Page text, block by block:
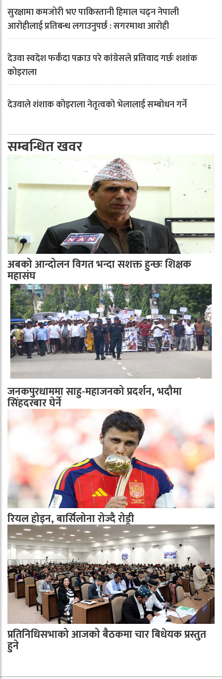
सुरक्षामा कमजोरी भए पाकिस्तानी हिमाल चढ्न नेपाली
आरोहीलाई प्रतिबन्ध लगाउनुपर्छ : सगरमाथा आरोही
देउवा स्वदेश फर्कँदा पक्राउ परे कांग्रेसले प्रतिवाद गर्छः शशांक
कोइराला
देउवाले शंशाक कोइराला नेतृत्वको भेलालाई सम्बोधन गर्ने
सम्बन्धित खवर
अबको आन्दोलन विगत भन्दा सशक्त हुन्छः शिक्षक
महासंघ
जनकपुरधाममा साहु-महाजनको प्रदर्शन, भदौमा
सिंहदरबार घेर्ने
रियल होइन, बार्सिलोना रोज्दै रोड्री
प्रतिनिधिसभाको आजको बैठकमा चार बिधेयक प्रस्तुत
हुने